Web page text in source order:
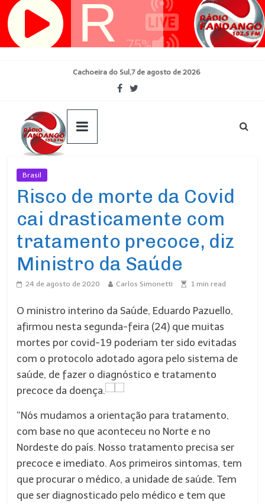
Pular
para
Cachoeira do Sul,7 de agosto de 2026
Brasil
Risco de morte da Covid
cai drasticamente com
tratamento precoce, diz
Ministro da Saúde
24 de agosto de 2020 Carlos Simonetti 1 min read
O ministro interino da Saúde, Eduardo Pazuello,
afirmou nesta segunda-feira (24) que muitas
mortes por covid-19 poderiam ter sido evitadas
com o protocolo adotado agora pelo sistema de
saúde, de fazer o diagnóstico e tratamento
precoce da doença.
“Nós mudamos a orientação para tratamento,
com base no que aconteceu no Norte e no
Nordeste do país. Nosso tratamento precisa ser
precoce e imediato. Aos primeiros sintomas, tem
que procurar o médico, a unidade de saúde. Tem
que ser diagnosticado pelo médico e tem que